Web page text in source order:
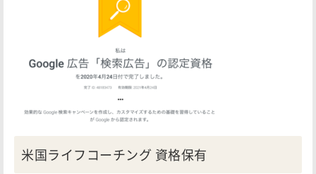
米国ライフコーチング 資格保有